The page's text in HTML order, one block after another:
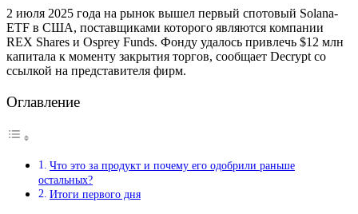
2 июля 2025 года на рынок вышел первый спотовый Solana-
ETF в США, поставщиками которого являются компании
REX Shares и Osprey Funds. Фонду удалось привлечь $12 млн
капитала к моменту закрытия торгов, сообщает Decrypt со
ссылкой на представителя фирм.
Оглавление
Что это за продукт и почему его одобрили раньше
остальных?
Итоги первого дня